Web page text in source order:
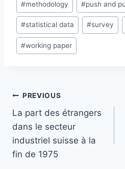
#methodology #push and
#statistical data #survey
#working paper
Post
navigation
PREVIOUS
La part des étrangers
dans le secteur
industriel suisse à la
fin de 1975